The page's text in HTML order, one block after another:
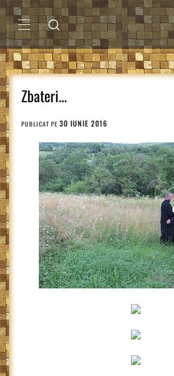
Sari
la
conținutMENIU
PRINCIPAL
Zbateri…
PUBLICAT PE 30 IUNIE 2016